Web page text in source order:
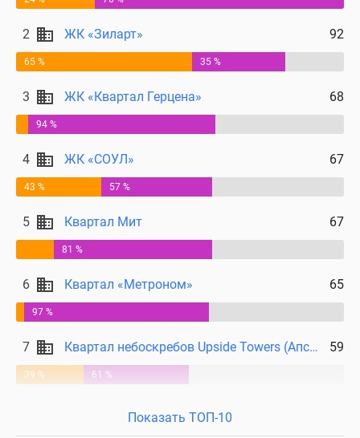
2 ЖК «Зиларт» 92
65 % 35 %
3 ЖК «Квартал Герцена» 68
94 %
4 ЖК «СОУЛ» 67
43 % 57 %
5 Квартал Мит 67
81 %
6 Квартал «Метроном» 65
97 %
7 Квартал небоскребов Upside Towers (Апсайд Тауерс) 59
39 % 61 %
Показать ТОП-10